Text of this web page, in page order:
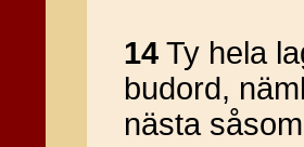
14 Ty hela
budord,
nästa